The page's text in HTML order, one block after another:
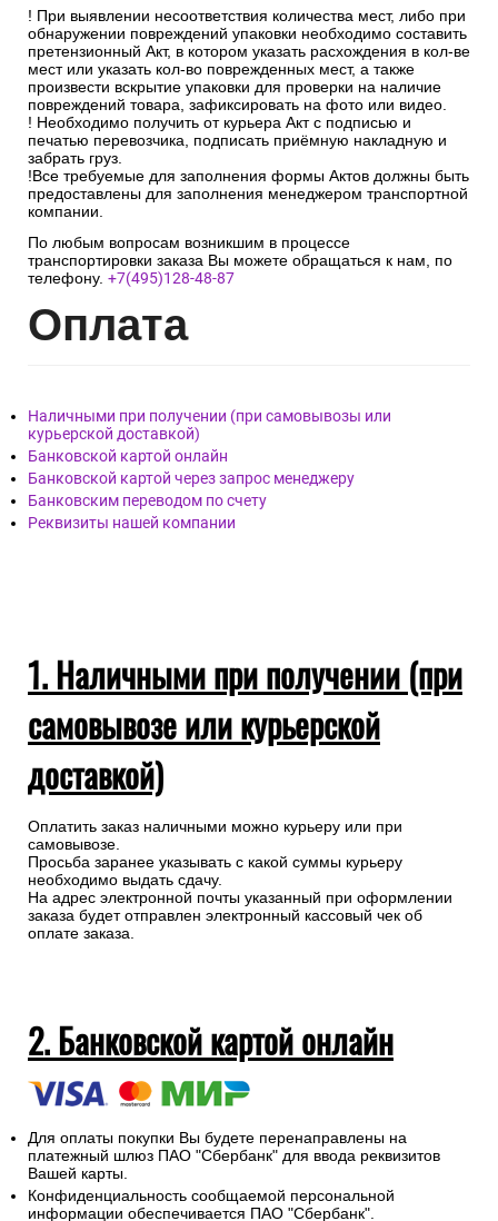
! При выявлении несоответствия количества мест, либо при
обнаружении повреждений упаковки необходимо составить
претензионный Акт, в котором указать расхождения в кол-ве
мест или указать кол-во поврежденных мест, а также
произвести вскрытие упаковки для проверки на наличие
повреждений товара, зафиксировать на фото или видео.
! Необходимо получить от курьера Акт с подписью и
печатью перевозчика, подписать приёмную накладную и
забрать груз.
!Все требуемые для заполнения формы Актов должны быть
предоставлены для заполнения менеджером транспортной
компании.
По любым вопросам возникшим в процессе
транспортировки заказа Вы можете обращаться к нам, по
телефону. +7(495)128-48-87
Оплата
Наличными при получении (при самовывозы или
курьерской доставкой)
Банковской картой онлайн
Банковской картой через запрос менеджеру
Банковским переводом по счету
Реквизиты нашей компании
1. Наличными при получении (при
самовывозе или курьерской
доставкой)
Оплатить заказ наличными можно курьеру или при
самовывозе.
Просьба заранее указывать с какой суммы курьеру
необходимо выдать сдачу.
На адрес электронной почты указанный при оформлении
заказа будет отправлен электронный кассовый чек об
оплате заказа.
2. Банковской картой онлайн
Для оплаты покупки Вы будете перенаправлены на
платежный шлюз ПАО "Сбербанк" для ввода реквизитов
Вашей карты.
Конфиденциальность сообщаемой персональной
информации обеспечивается ПАО "Сбербанк".